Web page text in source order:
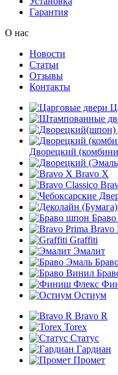
Гарантия
О нас
Новости
Статьи
Отзывы
Контакты
Дворецкий
Bravo X
Bravo
Graffiti
Эмалит
Остиум
Bravo R
Torex
Статус
Гардиан
Промет